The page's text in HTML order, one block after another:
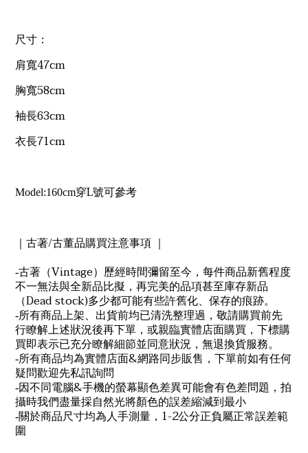
尺寸：
肩寬47cm
胸寬58cm
袖長63cm
衣長71cm
Model:160cm穿L號可參考
｜古著/古董品購買注意事項 ｜
-古著（Vintage）歷經時間彌留至今，每件商品新舊程度
不一無法與全新品比擬，再完美的品項甚至庫存新品
（Dead stock)多少都可能有些許舊化、保存的痕跡。
-所有商品上架、出貨前均已清洗整理過，敬請購買前先
行瞭解上述狀況後再下單，或親臨實體店面購買，下標購
買即表示已充分瞭解細節並同意狀況，無退換貨服務。
-所有商品均為實體店面&網路同步販售，下單前如有任何
疑問歡迎先私訊詢問
-因不同電腦&手機的螢幕顯色差異可能會有色差問題，拍
攝時我們盡量採自然光將顏色的誤差縮減到最小
-關於商品尺寸均為人手測量， 1-2公分正負屬正常誤差範
圍